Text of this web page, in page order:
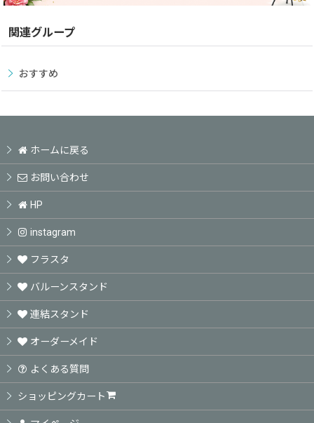
関連グループ
おすすめ
ホームに戻る
お問い合わせ
HP
instagram
フラスタ
バルーンスタンド
連結スタンド
オーダーメイド
よくある質問
ショッピングカート